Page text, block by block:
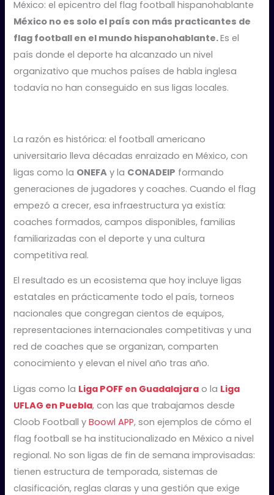
México: el epicentro del flag football hispanohablante
México no es solo el país con más practicantes de
flag football en el mundo hispanohablante.Es el
país donde el deporte ha alcanzado un nivel
organizativo que muchos países de habla inglesa
todavía no han conseguido en sus ligas locales.
La razón es histórica: el football americano
universitario lleva décadas enraizado en México, con
ligas como la ONEFA y la CONADEIP formando
generaciones de jugadores y coaches. Cuando el flag
empezó a crecer, esa infraestructura ya existía:
coaches formados, campos disponibles, familias
familiarizadas con el deporte y una cultura
competitiva real.
El resultado es un ecosistema que hoy incluye ligas
estatales en prácticamente todo el país, torneos
nacionales que congregan cientos de equipos,
representaciones internacionales competitivas y una
red de coaches que se organizan, comparten
conocimiento y elevan el nivel año tras año.
Ligas como la Liga POFF en Guadalajara o la Liga
UFLAG en Puebla, con las que trabajamos desde
Cloob Football yBoowl APP, son ejemplos de cómo el
flag football se ha institucionalizado en México a nivel
regional. No son ligas de fin de semana improvisadas:
tienen estructura de temporada, sistemas de
clasificación, reglas claras y una gestión que exige